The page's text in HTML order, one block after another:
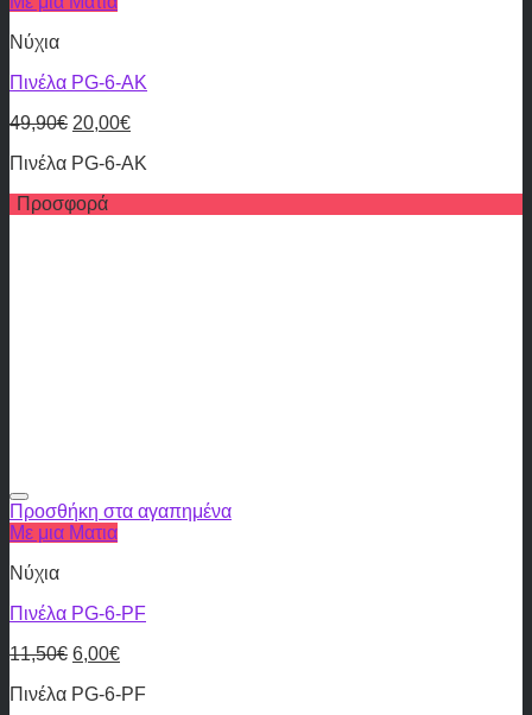
Νύχια
Πινέλα PG-6-AK
49,90€ 20,00€
Πινέλα PG-6-AK
Προσφορά
Προσθήκη στα αγαπημένα
Με μια Ματια
Νύχια
Πινέλα PG-6-PF
11,50€ 6,00€
Πινέλα PG-6-PF